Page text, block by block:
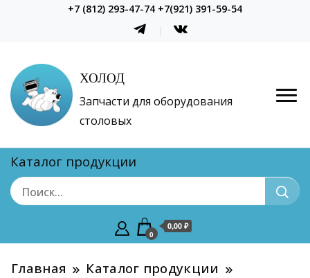
+7 (812) 293-47-74 +7(921) 391-59-54
ХОЛОД
Запчасти для оборудования
столовых
Каталог продукции
0
0,00 ₽
Главная
Каталог продукции